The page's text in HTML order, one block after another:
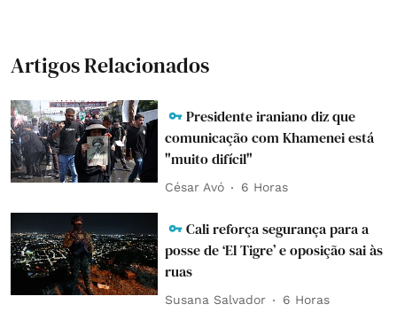
Artigos Relacionados
Presidente iraniano diz que
comunicação com Khamenei está
"muito difícil"
César Avó 6 Horas
Cali reforça segurança para a
posse de ‘El Tigre’ e oposição sai às
ruas
Susana Salvador 6 Horas